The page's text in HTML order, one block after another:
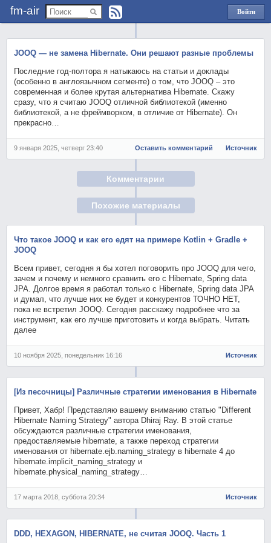
fm-air
Войти
через
JOOQ — не замена Hibernate. Они решают разные проблемы
Последние год-полтора я натыкаюсь на статьи и доклады
(особенно в англоязычном сегменте) о том, что JOOQ – это
современная и более крутая альтернатива Hibernate. Скажу
сразу, что я считаю JOOQ отличной библиотекой (именно
библиотекой, а не фреймворком, в отличие от Hibernate). Он
прекрасно…
9 января 2025, четверг 23:40 Оставить комментарий Источник
Комментарии
Похожие материалы
Что такое JOOQ и как его едят на примере Kotlin + Gradle +
JOOQ
Всем привет, сегодня я бы хотел поговорить про JOOQ для чего,
зачем и почему и немного сравнить его с Hibernate, Spring data
JPA. Долгое время я работал только с Hibernate, Spring data JPA
и думал, что лучше них не будет и конкурентов ТОЧНО НЕТ,
пока не встретил JOOQ. Сегодня расскажу подробнее что за
инструмент, как его лучше приготовить и когда выбрать. Читать
далее
10 ноября 2025, понедельник 16:16 Источник
[Из песочницы] Различные стратегии именования в Hibernate
Привет, Хабр! Представляю вашему вниманию статью "Different
Hibernate Naming Strategy" автора Dhiraj Ray. В этой статье
обсуждаются различные стратегии именования,
предоставляемые hibernate, а также переход стратегии
именования от hibernate.ejb.naming_strategy в hibernate 4 до
hibernate.implicit_naming_strategy и
hibernate.physical_naming_strategy…
17 марта 2018, суббота 20:34 Источник
DDD, HEXAGON, HIBERNATE, не считая JOOQ. Часть 1